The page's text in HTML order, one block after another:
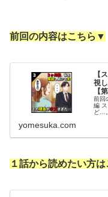
前回の内容はこちら▼
【
視
【
前回
編
ど…
yomesuka.com
１話から読めたい方